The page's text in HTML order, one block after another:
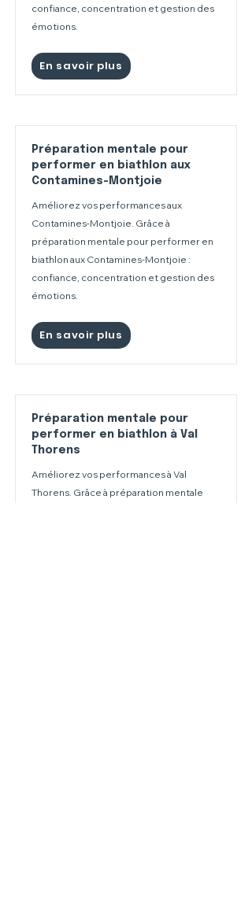
confiance, concentration et gestion des
émotions.
En savoir plus
Préparation mentale pour
performer en biathlon aux
Contamines-Montjoie
Améliorez vos performances aux
Contamines-Montjoie. Grâce à
préparation mentale pour performer en
biathlon aux Contamines-Montjoie :
confiance, concentration et gestion des
émotions.
En savoir plus
Préparation mentale pour
performer en biathlon à Val
Thorens
Améliorez vos performances à Val
Thorens. Grâce à préparation mentale